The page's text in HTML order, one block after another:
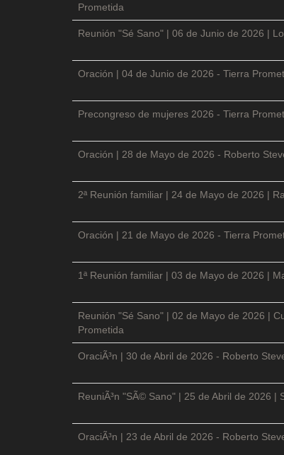
Prometida
Reunión "Sé Sano" | 06 de Junio de 2026 |
Oración | 04 de Junio de 2026 - Tierra
Precongreso de mujeres 2026 - Tierra
Oración | 28 de Mayo de 2026 - Roberto
2ª Reunión familiar | 24 de Mayo de 2026 |
Oración | 21 de Mayo de 2026 - Tierra
1ª Reunión familiar | 03 de Mayo de 2026 |
Reunión "Sé Sano" | 02 de Mayo de 2026 |
Prometida
OraciÃ³n | 30 de Abril de 2026 - Roberto
ReuniÃ³n "SÃ© Sano" | 25 de Abril de 2026
OraciÃ³n | 23 de Abril de 2026 - Roberto